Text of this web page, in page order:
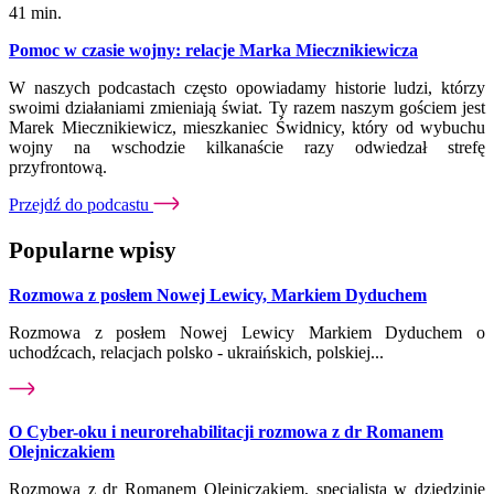
41 min.
Pomoc w czasie wojny: relacje Marka Miecznikiewicza
W naszych podcastach często opowiadamy historie ludzi, którzy
swoimi działaniami zmieniają świat. Ty razem naszym gościem jest
Marek Miecznikiewicz, mieszkaniec Świdnicy, który od wybuchu
wojny na wschodzie kilkanaście razy odwiedzał strefę
przyfrontową.
Przejdź do podcastu
Popularne wpisy
Rozmowa z posłem Nowej Lewicy, Markiem Dyduchem
Rozmowa z posłem Nowej Lewicy Markiem Dyduchem o
uchodźcach, relacjach polsko - ukraińskich, polskiej...
O Cyber-oku i neurorehabilitacji rozmowa z dr Romanem
Olejniczakiem
Rozmowa z dr Romanem Olejniczakiem, specjalistą w dziedzinie